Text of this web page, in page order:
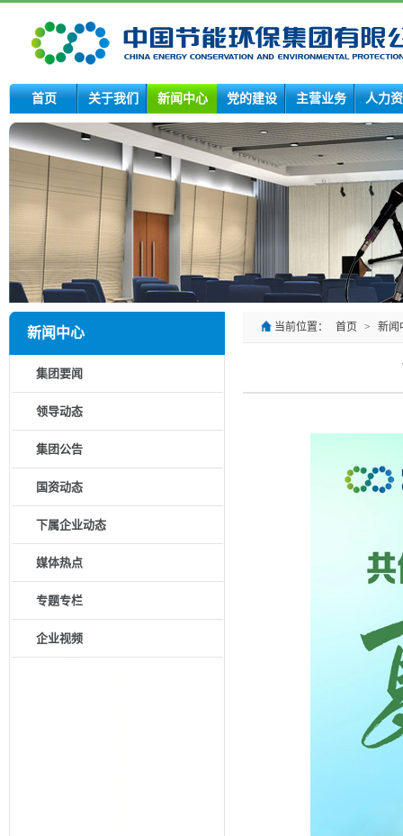
首页 关于我们 新闻中心 党的建设 主营业务 人力
新闻中心
集团要闻
领导动态
集团公告
国资动态
下属企业动态
媒体热点
专题专栏
企业视频
当前位置： 首页 > 新闻